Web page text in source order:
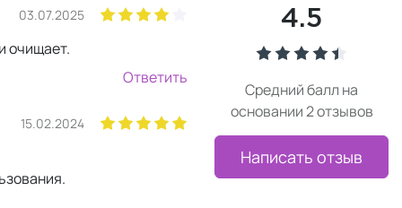
4.5
Средний балл на
основании 2 отзывов
Написать отзыв
03.07.2025
очищает.
Ответить
15.02.2024